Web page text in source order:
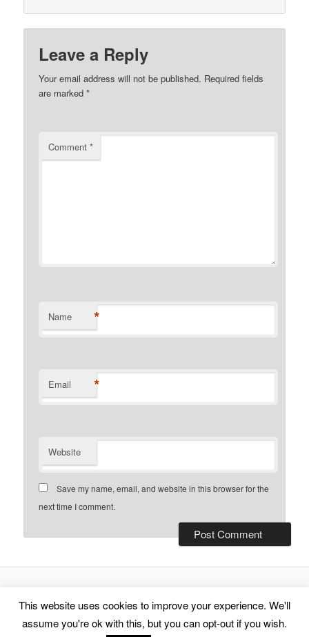
Leave a Reply
Your email address will not be published. Required fields
are marked*
Comment*
Name *
Email *
Website
Save my name, email, and website in this browser for the
next time I comment.
This website uses cookies to improve your experience. We'll
assume you're ok with this, but you can opt-out if you wish.